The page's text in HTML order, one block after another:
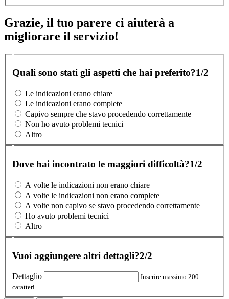
Grazie, il tuo parere ci aiuterà a
migliorare il servizio!
Quali sono stati gli aspetti che hai preferito?1/2
Le indicazioni erano chiare
Le indicazioni erano complete
Capivo sempre che stavo procedendo correttamente
Non ho avuto problemi tecnici
Altro
Dove hai incontrato le maggiori difficoltà?1/2
A volte le indicazioni non erano chiare
A volte le indicazioni non erano complete
A volte non capivo se stavo procedendo correttamente
Ho avuto problemi tecnici
Altro
Vuoi aggiungere altri dettagli?2/2
Dettaglio
Inserire massimo 200
caratteri